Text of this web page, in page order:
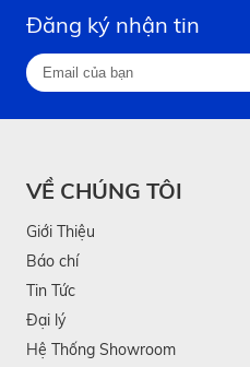
Đăng ký nhận tin
VỀ CHÚNG TÔI
Giới Thiệu
Báo chí
Tin Tức
Đại lý
Hệ Thống Showroom